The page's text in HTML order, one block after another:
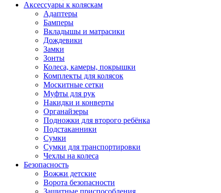
Аксессуары к коляскам
Адаптеры
Бамперы
Вкладышы и матрасики
Дождевики
Замки
Зонты
Колеса, камеры, покрышки
Комплекты для колясок
Москитные сетки
Муфты для рук
Накидки и конверты
Органайзеры
Подножки для второго ребёнка
Подстаканники
Сумки
Сумки для транспортировки
Чехлы на колеса
Безопасность
Вожжи детские
Ворота безопасности
Защитные приспособления